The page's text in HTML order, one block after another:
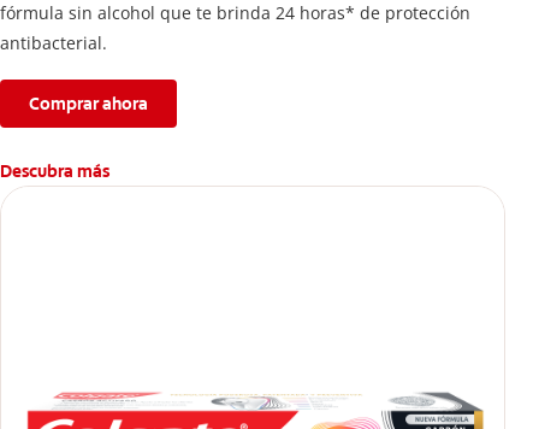
fórmula sin alcohol que te brinda 24 horas* de protección
antibacterial.
Comprar ahora
Descubra más